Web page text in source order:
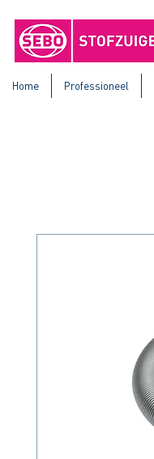
Home Professioneel